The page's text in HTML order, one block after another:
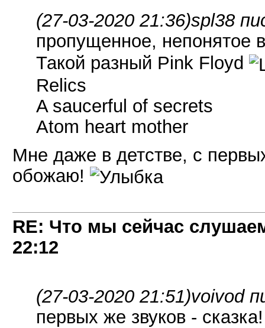
(27-03-2020 21:36)spl38
пропущенное, непонятое
Такой разный Pink Floyd
Relics
A saucerful of secrets
Atom heart mother
Мне даже в детстве, с
обожаю!
RE: Что мы сейчас
22:12
(27-03-2020 21:51)voivod
первых же звуков -